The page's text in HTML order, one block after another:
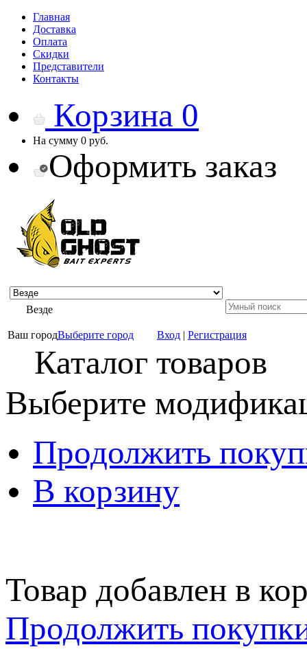
Главная
Доставка
Оплата
Скидки
Представители
Контакты
Корзина 0
На сумму 0 руб.
Оформить заказ
Везде
Ваш городВыберите город Вход | Регистрация
Каталог товаров
Выберите
Продолжить
В корзину
Товар добавлен в
Продолжить